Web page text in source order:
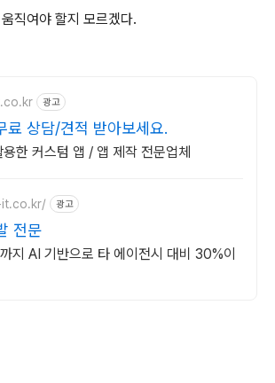
직여야 할지 모르겠다.
광고
료 상담/견적 받아보세요.
한 커스텀 앱 / 앱 제작 전문업체
광고
전문
지 AI 기반으로 타 에이전시 대비 30%이